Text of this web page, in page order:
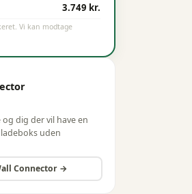
3.749 kr.
Vi kan modtage
og dig der vil have en
uden
Connector→